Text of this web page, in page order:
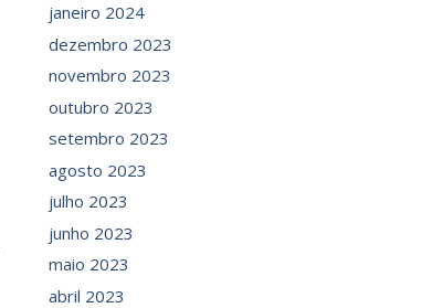
janeiro 2024
dezembro 2023
novembro 2023
outubro 2023
setembro 2023
agosto 2023
julho 2023
junho 2023
maio 2023
abril 2023